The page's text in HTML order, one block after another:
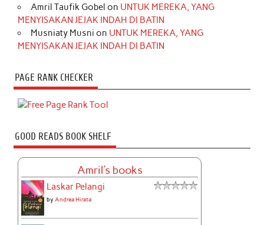
Amril Taufik Gobel on UNTUK MEREKA, YANG
MENYISAKAN JEJAK INDAH DI BATIN
Musniaty Musni on UNTUK MEREKA, YANG
MENYISAKAN JEJAK INDAH DI BATIN
PAGE RANK CHECKER
GOOD READS BOOK SHELF
Amril's books
Laskar Pelangi
byAndrea Hirata